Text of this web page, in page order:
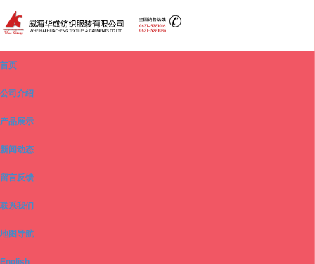
首页
公司介绍
产品展示
新闻动态
留言反馈
联系我们
地图导航
English